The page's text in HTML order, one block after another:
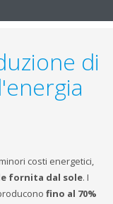
di
costi energetici,
fornita dal sole. I
fino al 70%